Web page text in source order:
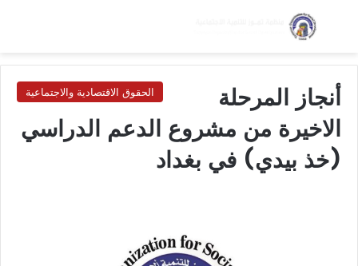
بحث عن
الحقوق الاقتصادية والاجتماعية
أنجاز المرحلة
الاخيرة من مشروع الدعم الدراسي
(خذ بيدي) في بغداد